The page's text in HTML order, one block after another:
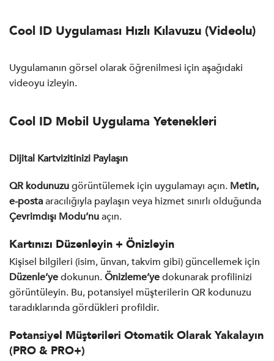
Cool ID Uygulaması Hızlı Kılavuzu (Videolu)
Uygulamanın görsel olarak öğrenilmesi için aşağıdaki
videoyu izleyin.
Cool ID Mobil Uygulama Yetenekleri
Dijital Kartvizitinizi Paylaşın
QR kodunuzugörüntülemek için uygulamayı açın. Metin,
e-postaaracılığıyla paylaşın veya hizmet sınırlı olduğunda
Çevrimdışı Modu’nuaçın.
Kartınızı Düzenleyin + Önizleyin
Kişisel bilgileri (isim, ünvan, takvim gibi) güncellemek için
Düzenle’yedokunun.Önizleme’yedokunarak profilinizi
görüntüleyin. Bu, potansiyel müşterilerin QR kodunuzu
taradıklarında gördükleri profildir.
Potansiyel Müşterileri Otomatik Olarak Yakalayın
(PRO & PRO+)